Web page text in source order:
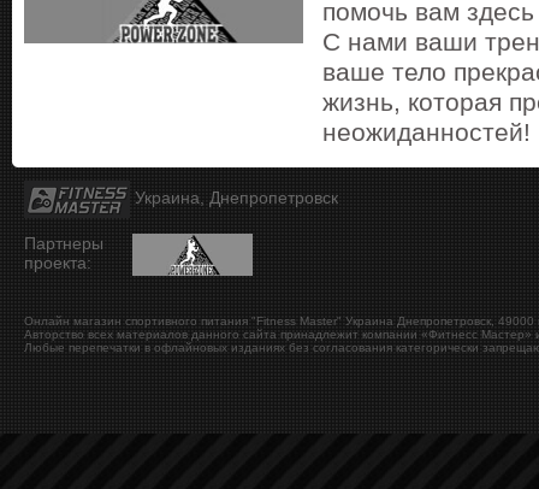
помочь вам
С нами ваши
ваше тело
жизнь, которая
неожиданностей!
Украина, Днепропетровск
Партнеры
проекта:
Онлайн магазин спортивного питания "Fitness Master" Украина Днепропетровск, 49000
Авторство всех материалов данного сайта принадлежит компании «Фитнесс Мастер»
Любые перепечатки в офлайновых изданиях без согласования категорически